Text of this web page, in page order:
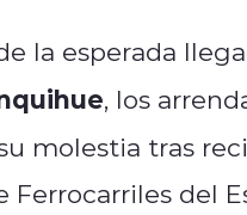
la esperada
, los
molestia tras
Ferrocarriles del